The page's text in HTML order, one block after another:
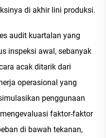
di akhir lini produksi.
audit kuartalan yang
inspeksi awal, sebanyak
acak ditarik dari
operasional yang
penggunaan
faktor-faktor
di bawah tekanan,